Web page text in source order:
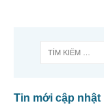
Tin mới cập nhật